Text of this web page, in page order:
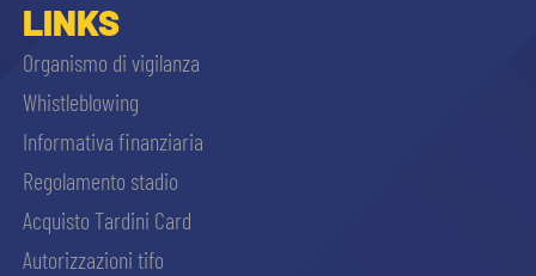
LINKS
Organismo di vigilanza
Whistleblowing
Informativa finanziaria
Regolamento stadio
Acquisto Tardini Card
Autorizzazioni tifo